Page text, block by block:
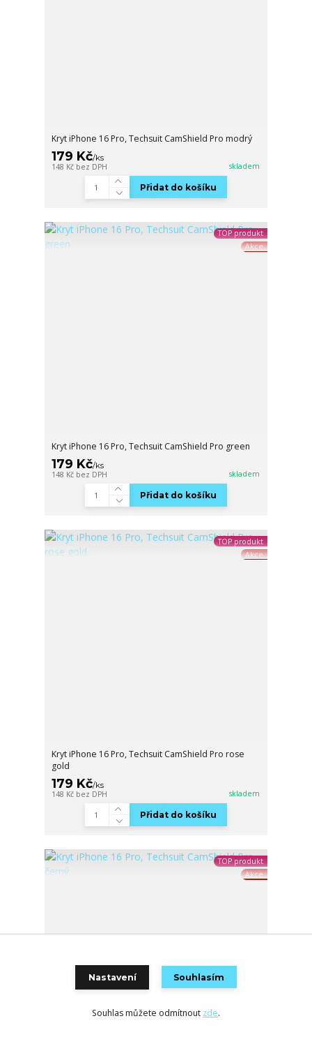
Kryt iPhone 16 Pro, Techsuit CamShield Pro modrý
179 Kč/ks
148 Kč bez DPH skladem
Přidat do košíku
TOP produkt
Akce
Kryt iPhone 16 Pro, Techsuit CamShield Pro green
179 Kč/ks
148 Kč bez DPH skladem
Přidat do košíku
TOP produkt
Akce
Kryt iPhone 16 Pro, Techsuit CamShield Pro rose
gold
179 Kč/ks
148 Kč bez DPH skladem
Přidat do košíku
TOP produkt
Akce
Nastavení Souhlasím
Souhlas můžete odmítnout zde.